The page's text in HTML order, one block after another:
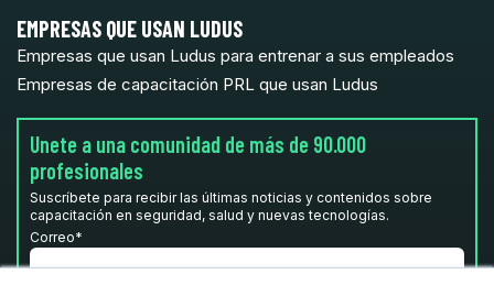
EMPRESAS QUE USAN LUDUS
Empresas que usan Ludus para entrenar a sus empleados
Empresas de capacitación PRL que usan Ludus
Unete a una comunidad de más de 90.000
profesionales
Suscríbete para recibir las últimas noticias y contenidos sobre
capacitación en seguridad, salud y nuevas tecnologías.
Correo*